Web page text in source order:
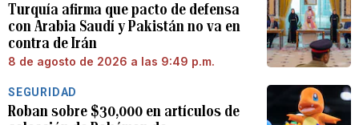
Turquía afirma que pacto de defensa
con Arabia Saudí y Pakistán no va en
contra de Irán
8 de agosto de 2026 a las 9:49 p.m.
SEGURIDAD
Roban sobre $30,000 en artículos de